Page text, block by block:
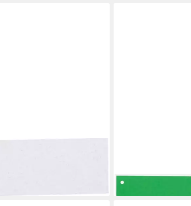
ab 11,89 €
in 8-10 Werktagen bei dir